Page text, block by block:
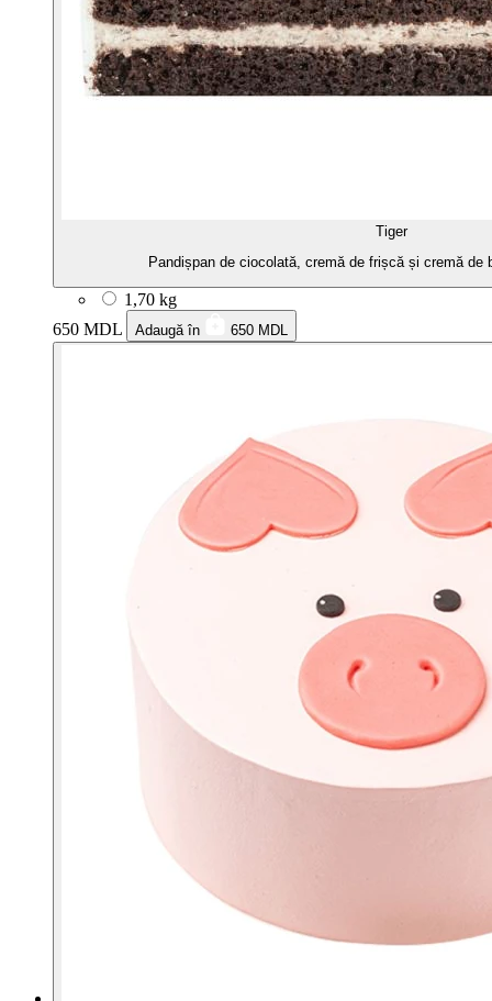
Tiger
Pandișpan de ciocolată, cremă de frișcă și cremă de
1,70 kg
650 MDL
Adaugă în 650 MDL